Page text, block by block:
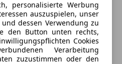
Diesel
personalisierte Werbung
auszuspielen, unser
dessen Verwendung zu
den Button unten rechts,
Cookies
Verarbeitung
zuzustimmen oder den